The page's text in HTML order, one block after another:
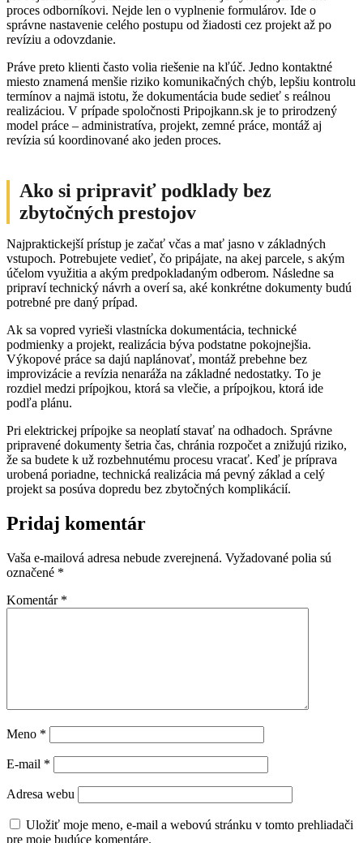
proces odborníkovi. Nejde len o vyplnenie formulárov. Ide o
správne nastavenie celého postupu od žiadosti cez projekt až po
revíziu a odovzdanie.
Práve preto klienti často volia riešenie na kľúč. Jedno kontaktné
miesto znamená menšie riziko komunikačných chýb, lepšiu kontrolu
termínov a najmä istotu, že dokumentácia bude sedieť s reálnou
realizáciou. V prípade spoločnosti Pripojkann.sk je to prirodzený
model práce – administratíva, projekt, zemné práce, montáž aj
revízia sú koordinované ako jeden proces.
Ako si pripraviť podklady bez
zbytočných prestojov
Najpraktickejší prístup je začať včas a mať jasno v základných
vstupoch. Potrebujete vedieť, čo pripájate, na akej parcele, s akým
účelom využitia a akým predpokladaným odberom. Následne sa
pripraví technický návrh a overí sa, aké konkrétne dokumenty budú
potrebné pre daný prípad.
Ak sa vopred vyrieši vlastnícka dokumentácia, technické
podmienky a projekt, realizácia býva podstatne pokojnejšia.
Výkopové práce sa dajú naplánovať, montáž prebehne bez
improvizácie a revízia nenaráža na základné nedostatky. To je
rozdiel medzi prípojkou, ktorá sa vlečie, a prípojkou, ktorá ide
podľa plánu.
Pri elektrickej prípojke sa neoplatí stavať na odhadoch. Správne
pripravené dokumenty šetria čas, chránia rozpočet a znižujú riziko,
že sa budete k už rozbehnutému procesu vracať. Keď je príprava
urobená poriadne, technická realizácia má pevný základ a celý
projekt sa posúva dopredu bez zbytočných komplikácií.
Pridaj komentár
Vaša e-mailová adresa nebude zverejnená. Vyžadované polia sú
označené *
Komentár *
Meno *
E-mail *
Adresa webu
Uložiť moje meno, e-mail a webovú stránku v tomto prehliadači
pre moje budúce komentáre.